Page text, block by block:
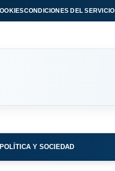
CONDICIONES DEL SERVICIO
POLÍTICA Y SOCIEDAD